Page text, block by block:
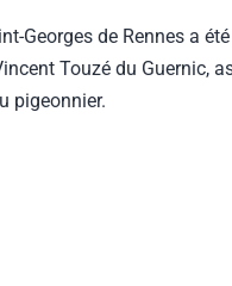
Georges de Rennes a
Touzé du Guernic,
pigeonnier.